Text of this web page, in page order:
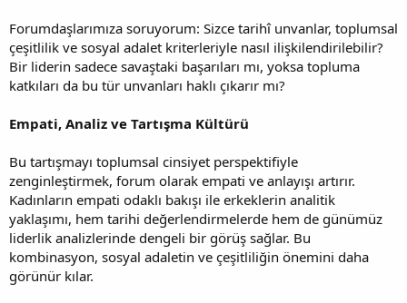
Forumdaşlarımıza soruyorum: Sizce tarihî unvanlar, toplumsal
çeşitlilik ve sosyal adalet kriterleriyle nasıl ilişkilendirilebilir?
Bir liderin sadece savaştaki başarıları mı, yoksa topluma
katkıları da bu tür unvanları haklı çıkarır mı?
Empati, Analiz ve Tartışma Kültürü
Bu tartışmayı toplumsal cinsiyet perspektifiyle
zenginleştirmek, forum olarak empati ve anlayışı artırır.
Kadınların empati odaklı bakışı ile erkeklerin analitik
yaklaşımı, hem tarihi değerlendirmelerde hem de günümüz
liderlik analizlerinde dengeli bir görüş sağlar. Bu
kombinasyon, sosyal adaletin ve çeşitliliğin önemini daha
görünür kılar.